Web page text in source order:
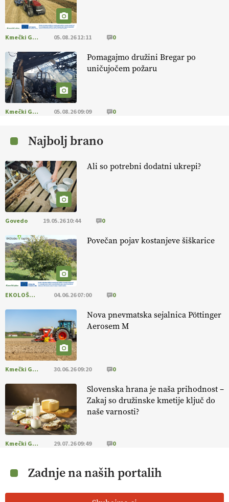
EKOloško = logično: ekološka kmetija
FREŠER
KMETIJSKA LIGA PRVAKOV: POMLADITEV
KMETIJSKE EKIPE
KMETIJSKA LIGA PRVAKOV: UKRAJINA vs.
EVROPA
EKOloško = logično: ekološka kmetija
EKOloško = logično: VLOG Okus je
pomembnejši od izgleda
EKOloško = logično: ekološka kmetija PR'
Kmečki Glas 05.08.26 12:11 0
Pomagajmo družini Bregar po
uničujočem požaru
Kmečki Glas 05.08.26 09:09 0
Najbolj brano
Ali so potrebni dodatni ukrepi?
Govedo 19.05.26 10:44 0
Povečan pojav kostanjeve šiškarice
EKOLOŠKO LOGIČNO 04.06.26 07:00 0
Nova pnevmatska sejalnica Pöttinger
Aerosem M
Kmečki Glas 30.06.26 09:20 0
Slovenska hrana je naša prihodnost –
Zakaj so družinske kmetije ključ do
naše varnosti?
Kmečki Glas 29.07.26 09:49 0
Zadnje na naših portalih